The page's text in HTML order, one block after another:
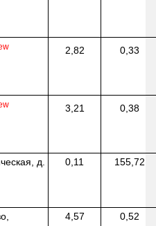
2,82 0,33
3,21 0,38
, д.
0,11 155,72
4,57 0,52